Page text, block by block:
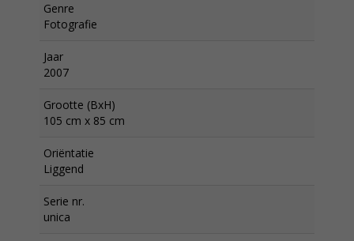
Genre
Fotografie
Jaar
2007
Grootte (BxH)
105 cm x 85 cm
Oriëntatie
Liggend
Serie nr.
unica